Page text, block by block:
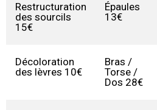
Restructuration
des sourcils
15€
Épaules
13€
Décoloration
des lèvres 10€
Bras /
Torse /
Dos 28€